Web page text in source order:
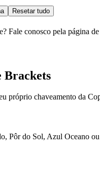
Resetar tudo
Fale conosco pela página
Brackets
próprio chaveamento da
Pôr do Sol, Azul Oceano